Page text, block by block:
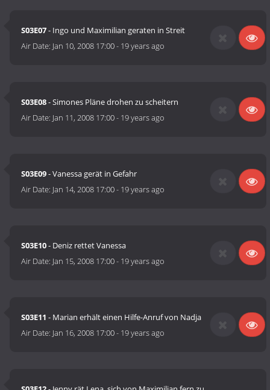
S03E07- Ingo und Maximilian geraten in Streit
Air Date: Jan 10, 2008 17:00- 19 years ago
S03E08- Simones Pläne drohen zu scheitern
Air Date: Jan 11, 2008 17:00- 19 years ago
S03E09- Vanessa gerät in Gefahr
Air Date: Jan 14, 2008 17:00- 19 years ago
S03E10- Deniz rettet Vanessa
Air Date: Jan 15, 2008 17:00- 19 years ago
S03E11 - Marian erhält einen Hilfe-Anruf von Nadja
Air Date: Jan 16, 2008 17:00- 19 years ago